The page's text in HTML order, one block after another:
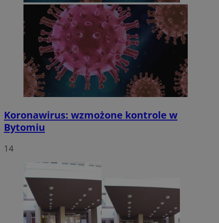
Koronawirus: wzmożone kontrole w
Bytomiu
14